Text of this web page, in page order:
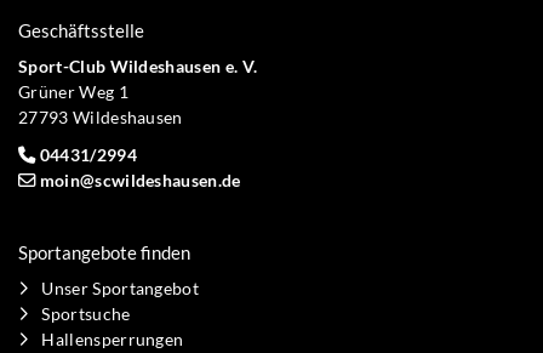
Geschäftsstelle
Sport-Club Wildeshausen e. V.
Grüner Weg 1
27793 Wildeshausen
04431/2994
moin@scwildeshausen.de
Sportangebote finden
Unser Sportangebot
Sportsuche
Hallensperrungen